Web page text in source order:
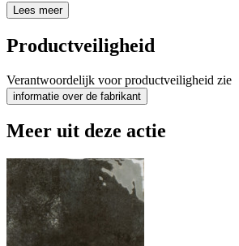
Lees meer
Productveiligheid
Verantwoordelijk voor productveiligheid zie
informatie over de fabrikant
Meer uit deze actie